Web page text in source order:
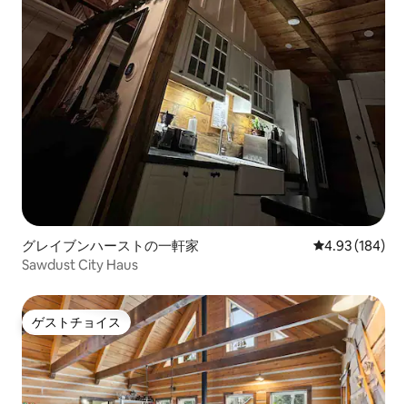
グレイブンハーストの一軒家 レビュー184
4.93 (184)
Sawdust City Haus
ゲストチョイス
ゲストチョイス